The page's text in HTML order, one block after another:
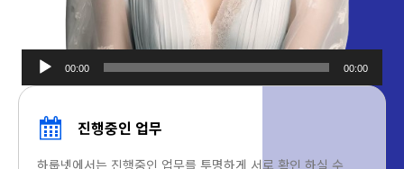
오디오
00:00 00:00
진행중인 업무
하룹넷에서는 진행중인 업무를 투명하게 서로 확인 하실 수